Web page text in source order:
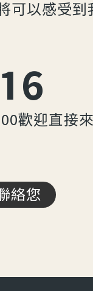
可以感受
歡迎直接
絡您